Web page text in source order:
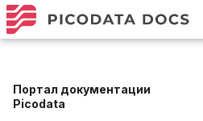
Портал документации
Picodata